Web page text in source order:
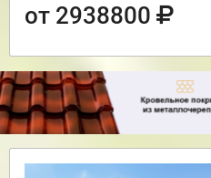
от 2938800